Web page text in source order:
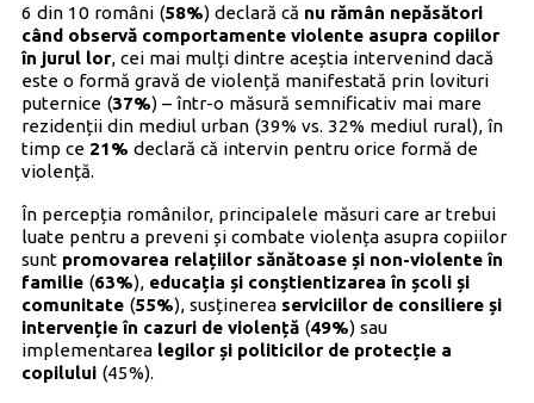
6 din 10 români (58%) declară că nu rămân nepăsători
când observă comportamente violente asupra copiilor
în jurul lor, cei mai mulți dintre aceștia intervenind dacă
este o formă gravă de violență manifestată prin lovituri
puternice (37%) – într-o măsură semnificativ mai mare
rezidenții din mediul urban (39% vs. 32% mediul rural), în
timp ce 21% declară că intervin pentru orice formă de
violență.
În percepția românilor, principalele măsuri care ar trebui
luate pentru a preveni și combate violența asupra copiilor
sunt promovarea relațiilor sănătoase și non-violente în
familie(63%), educația și conștientizarea în școli și
comunitate(55%), susținerea serviciilor de consiliere și
intervenție în cazuri de violență(49%) sau
implementarea legilor și politicilor de protecție a
copilului (45%).